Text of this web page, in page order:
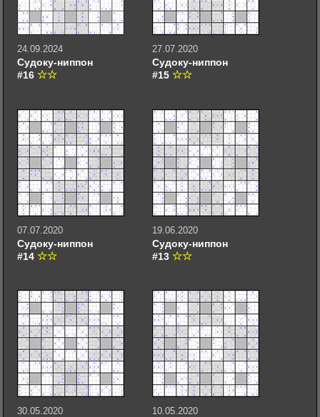
24.09.2024
Судоку-ниппон
#16
27.07.2020
Судоку-ниппон
#15
07.07.2020
Судоку-ниппон
#14
19.06.2020
Судоку-ниппон
#13
30.05.2020 10.05.2020